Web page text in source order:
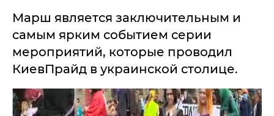
Марш является заключительным и
самым ярким событием серии
мероприятий, которые проводил
КиевПрайд в украинской столице.